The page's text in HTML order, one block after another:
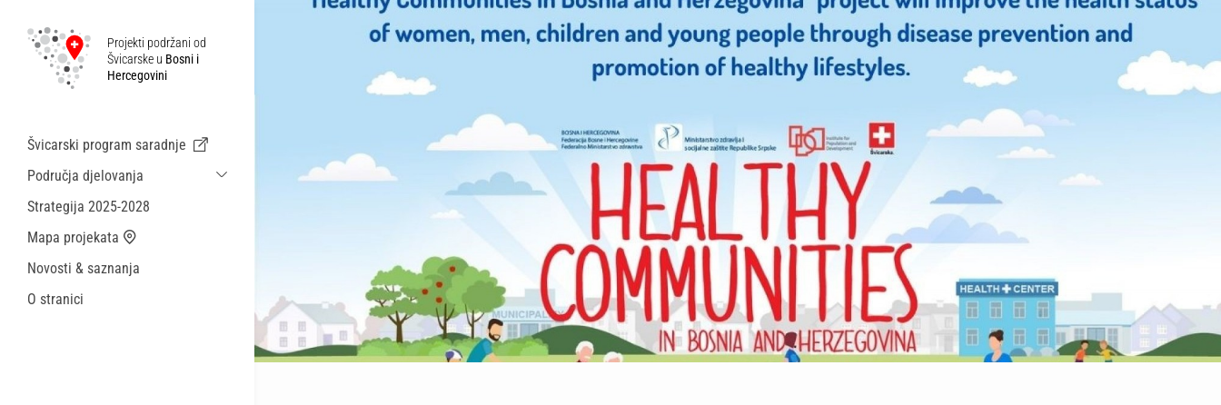
Projekti podržani od
Švicarske u Bosni i
Hercegovini
Švicarski program saradnje
Područja djelovanja
Održiva ekonomska saradnja i migracije
Strategija 2025-2028
Mapa projekata
Novosti & saznanja
O stranici